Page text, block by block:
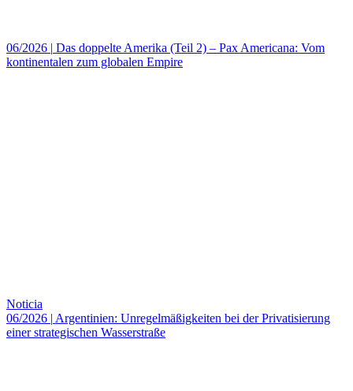
06/2026 | Das doppelte Amerika (Teil 2) – Pax Americana: Vom
kontinentalen zum globalen Empire
Noticia
06/2026 | Argentinien: Unregelmäßigkeiten bei der Privatisierung
einer strategischen Wasserstraße